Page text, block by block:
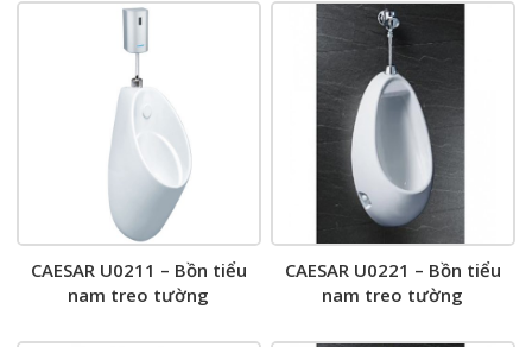
CAESAR U0211 – Bồn tiểu
nam treo tường
CAESAR U0221 – Bồn tiểu
nam treo tường